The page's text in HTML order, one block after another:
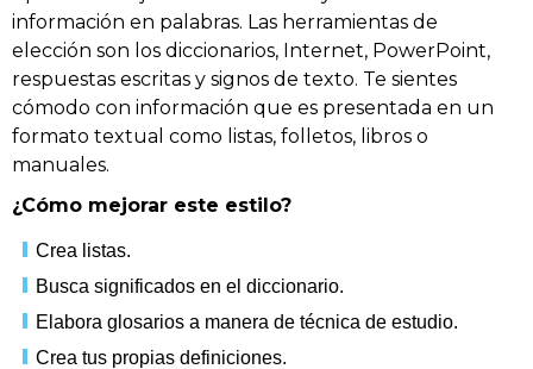
información en palabras. Las herramientas de
elección son los diccionarios, Internet, PowerPoint,
respuestas escritas y signos de texto. Te sientes
cómodo con información que es presentada en un
formato textual como listas, folletos, libros o
manuales.
¿Cómo mejorar este estilo?
Crea listas.
Busca significados en el diccionario.
Elabora glosarios a manera de técnica de estudio.
Crea tus propias definiciones.